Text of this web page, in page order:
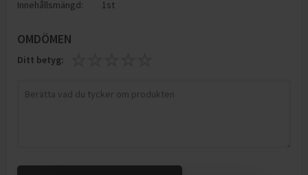
Innehållsmängd:
1st
OMDÖMEN
Ditt betyg: